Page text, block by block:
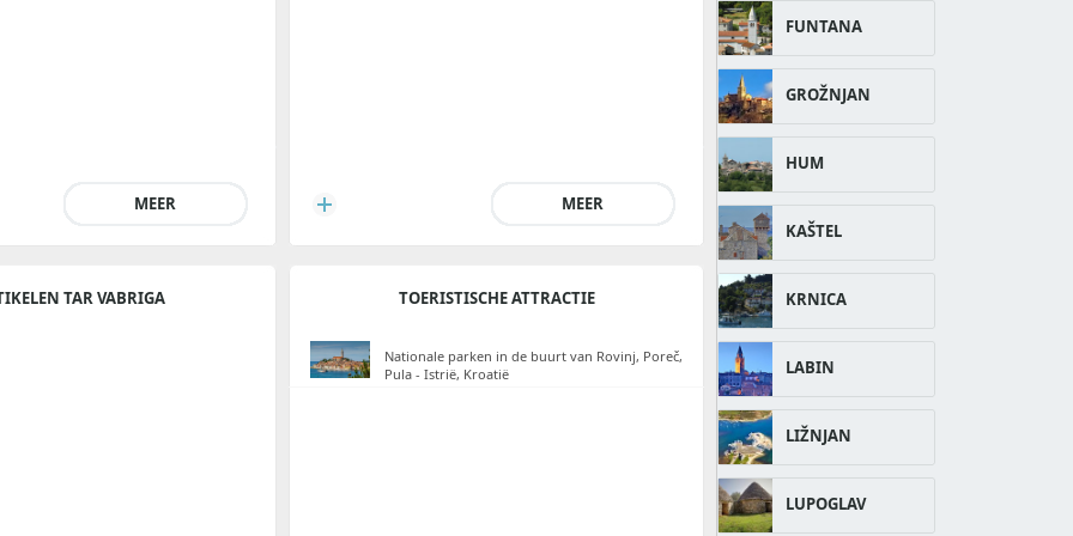
MEER
TAR VABRIGA
MEER
TOERISTISCHE ATTRACTIE
Nationale parken in de buurt van Rovinj, Poreč,
Pula - Istrië, Kroatië
FUNTANA
GROŽNJAN
HUM
KAŠTEL
KRNICA
LABIN
LIŽNJAN
LUPOGLAV